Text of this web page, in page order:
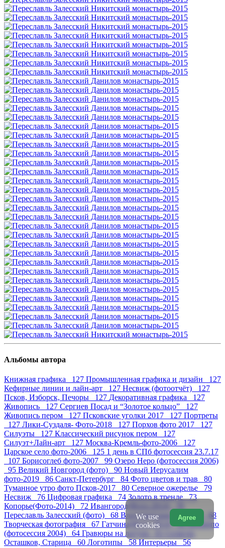
Альбомы автора
Книжная графика 127 Промышленная графика и дизайн 127
Кефирные линии и лайн-арт 127 Несвиж (фотоотчёт) 127
Псков, Изборск, Печоры 127 Декоративная графика 127
Живопись 127 Сергиев Посад и “Золотое кольцо” 127
Живопись пером 127 Псковские уголки 2017 127 Портреты
127 Лики-Суздаля- Фото-2018 127 Порхов фото 2017 127
Силуэты 127 Классический рисунок пером 127
Силуэт+Лайн-арт 127 Москва-Кремль-фото-2006 127
Царское село фото-2006 125 1 день в СПб фотосессия 23.7.17
107 Борисоглеб фото-2007 99 Озеро Неро (фотосессия 2006)
95 Великий Новгород (фото) 90 Новый Иерусалим
фото-2019 86 Санкт-Петербург 84 Фото цветов и трав 80
Туманное утро фото Псков-2017 80 Северное ожерелье 79
Несвиж 76 Цифровая графика 74 Золото в тренде 73
Копорье(Фото-2014) 72 Ивангород(Фото-2014) 70
Переславль Залесский (фото) 68 Владимирские пейзажи 68
Творческая фотография 67 Гатчина(Фото-2014) 66
Монрепо
(фотосессия 2004) 64 Гравюры на латуни 61
Осташков, Старица 60 Логотипы 58Интерьеры 56
Agree
We use
cookies